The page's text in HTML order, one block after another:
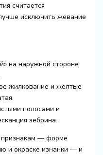
считается
исключить жевание
на наружной стороне
жилкование и желтые
полосами и
зебрина.
признакам — форме
и окраске изнанки — и